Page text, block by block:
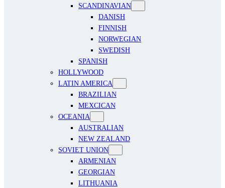
SCANDINAVIAN
DANISH
FINNISH
NORWEGIAN
SWEDISH
SPANISH
HOLLYWOOD
LATIN AMERICA
BRAZILIAN
MEXCICAN
OCEANIA
AUSTRALIAN
NEW ZEALAND
SOVIET UNION
ARMENIAN
GEORGIAN
LITHUANIA